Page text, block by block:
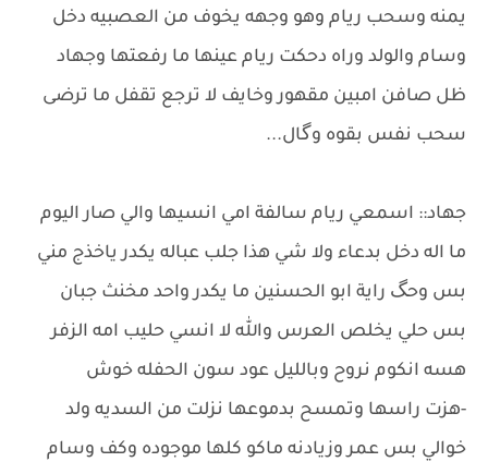
يمنه وسحب ريام وهو وجهه يخوف من العصبيه دخل
وسام والولد وراه دحكت ريام عينها ما رفعتها وجهاد
ظل صافن امبين مقهور وخايف لا ترجع تقفل ما ترضى
سحب نفس بقوه وگال...
جهاد:: اسمعي ريام سالفة امي انسيها والي صار اليوم
ما اله دخل بدعاء ولا شي هذا جلب عباله يكدر ياخذج مني
بس وحگ راية ابو الحسنين ما يكدر واحد مخنث جبان
بس حلي يخلص العرس والله لا انسي حليب امه الزفر
هسه انكوم نروح وبالليل عود سون الحفله خوش
-هزت راسها وتمسح بدموعها نزلت من السديه ولد
خوالي بس عمر وزيادنه ماكو كلها موجوده وكف وسام